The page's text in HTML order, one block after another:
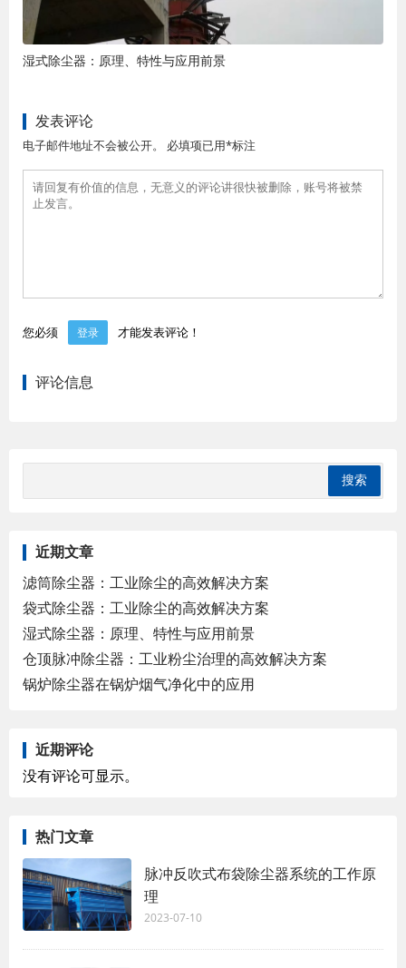
湿式除尘器：原理、特性与应用前景
发表评论
电子邮件地址不会被公开。 必填项已用*标注
您必须 登录 才能发表评论！
评论信息
近期文章
滤筒除尘器：工业除尘的高效解决方案
袋式除尘器：工业除尘的高效解决方案
湿式除尘器：原理、特性与应用前景
仓顶脉冲除尘器：工业粉尘治理的高效解决方案
锅炉除尘器在锅炉烟气净化中的应用
近期评论
没有评论可显示。
热门文章
脉冲反吹式布袋除尘器系统的工作原
理
2023-07-10